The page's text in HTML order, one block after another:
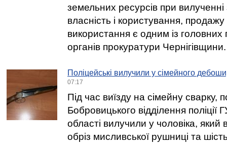
земельних ресурсів при вилученні
власність і користування, продажу
використання є одним із головних
органів прокуратури Чернігівщини.
Поліцейські вилучили у сімейного
07:17
Під час виїзду на сімейну сварку,
Бобровицького відділення поліції
області вилучили у чоловіка, який
обріз мисливської рушниці та